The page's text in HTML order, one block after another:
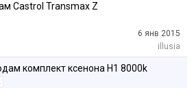
Castrol Transmax Z
6 янв 2015
illusia
комплект ксенона H1 8000k